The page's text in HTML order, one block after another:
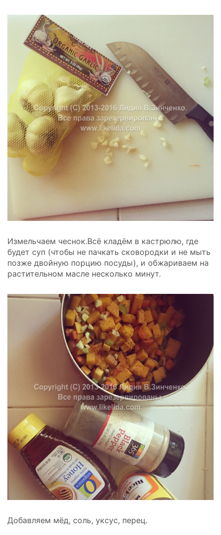
Измельчаем чеснок.Всё кладём в кастрюлю, где
будет суп (чтобы не пачкать сковородки и не мыть
позже двойную порцию посуды), и обжариваем на
растительном масле несколько минут.
Добавляем мёд, соль, уксус, перец.